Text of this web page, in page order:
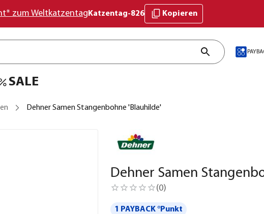
zum Weltkatzentag Katzentag-826 Kopieren
SALE
Dehner Samen Stangenbohne 'Blauhilde'
Dehner Samen
(0)
1 PAYBACK °Punkt